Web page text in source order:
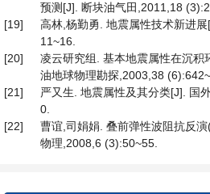
预测[J]. 断块油气田,2011,18
[19]
高林,杨勤勇. 地震属性技术新进
11~16.
[20]
凌云研究组. 基本地震属性在沉积
油地球物理勘探,2003,38
[21]
严又生. 地震属性及其分类[J]. 国
0.
[22]
曹谊,司娟娟. 叠前弹性波阻抗反
物理,2008,6 (3):50~55.